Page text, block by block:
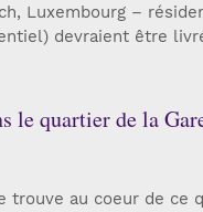
Luxembourg –
devraient être
le quartier de la
au coeur de ce